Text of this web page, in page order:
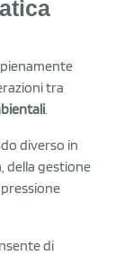
tra
.
diverso in
della gestione
di